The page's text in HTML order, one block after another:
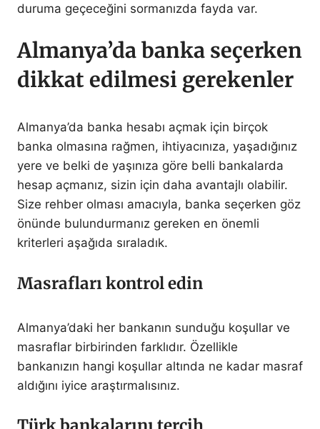
duruma geçeceğini sormanızda fayda var.
Almanya’da banka seçerken
dikkat edilmesi gerekenler
Almanya’da banka hesabı açmak için birçok
banka olmasına rağmen, ihtiyacınıza, yaşadığınız
yere ve belki de yaşınıza göre belli bankalarda
hesap açmanız, sizin için daha avantajlı olabilir.
Size rehber olması amacıyla, banka seçerken göz
önünde bulundurmanız gereken en önemli
kriterleri aşağıda sıraladık.
Masrafları kontrol edin
Almanya’daki her bankanın sunduğu koşullar ve
masraflar birbirinden farklıdır. Özellikle
bankanızın hangi koşullar altında ne kadar masraf
aldığını iyice araştırmalısınız.